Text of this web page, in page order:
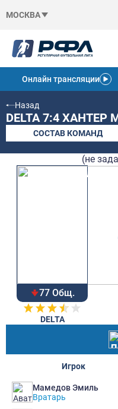
МОСКВА
Онлайн трансляции
Назад
DELTA 7:4 ХАНТЕР
СОСТАВ КОМАНД
(не
77 Общ.
DELTA
Игрок
Мамедов Эмиль
Вратарь